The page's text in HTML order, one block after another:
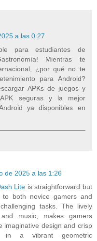
a las 0:27
para estudiantes de
Mientras te
¿por qué no te
para Android?
APKs de juegos y
seguras y la mejor
ya disponibles en
de 2025 a las 1:26
Lite is straightforward but
both novice gamers and
tasks. The lively
music, makes gamers
imaginative design and crisp
in a vibrant geometric